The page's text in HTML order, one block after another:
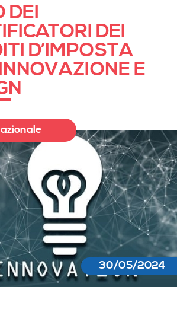
DEI
DEI
D’IMPOSTA
E
30/05/2024